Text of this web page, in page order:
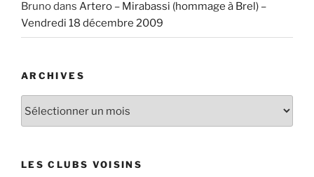
Brunodans Artero – Mirabassi (hommage à Brel) –
Vendredi 18 décembre 2009
ARCHIVES
LES CLUBS VOISINS